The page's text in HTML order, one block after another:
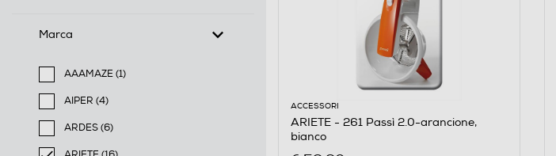
Marca
AAAMAZE (1)
Filtra per Marca: AAAMAZE
AIPER (4)
Filtra per Marca: AIPER
ARDES (6)
Filtra per Marca: ARDES
ACCESSORI
ARIETE - 261 Passì 2.0-arancione,
bianco